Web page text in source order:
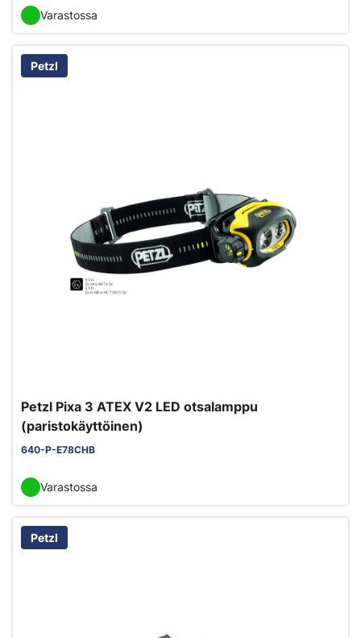
Varastossa
Petzl
Petzl Pixa 3 ATEX V2 LED otsalamppu
(paristokäyttöinen)
640-P-E78CHB
Varastossa
Petzl